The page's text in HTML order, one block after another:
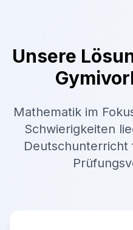
Unsere
Mathematik im
Schwierigkeiten
Deutschunterricht